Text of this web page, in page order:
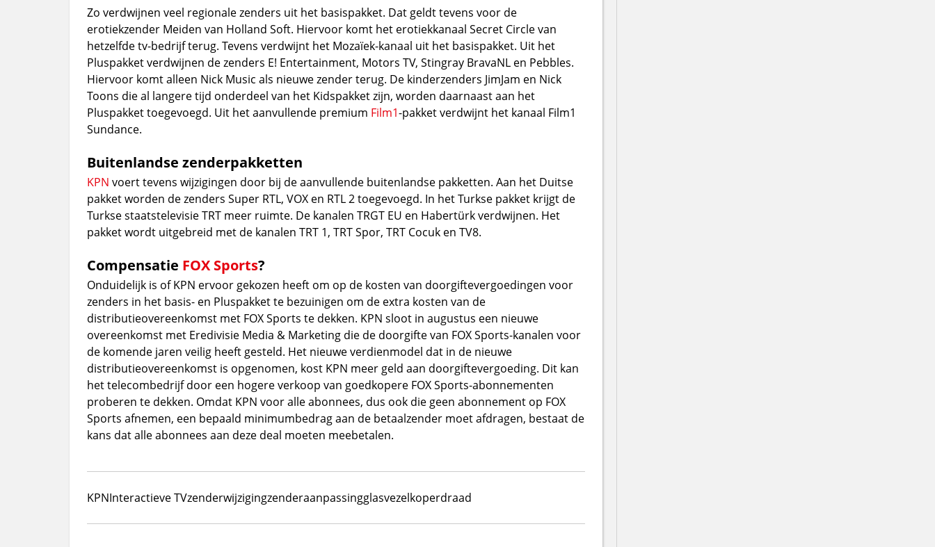
Zo verdwijnen veel regionale zenders uit het basispakket. Dat geldt tevens voor de
erotiekzender Meiden van Holland Soft. Hiervoor komt het erotiekkanaal Secret Circle van
hetzelfde tv-bedrijf terug. Tevens verdwijnt het Mozaïek-kanaal uit het basispakket. Uit het
Pluspakket verdwijnen de zenders E! Entertainment, Motors TV, Stingray BravaNL en Pebbles.
Hiervoor komt alleen Nick Music als nieuwe zender terug. De kinderzenders JimJam en Nick
Toons die al langere tijd onderdeel van het Kidspakket zijn, worden daarnaast aan het
Pluspakket toegevoegd. Uit het aanvullende premium Film1-pakket verdwijnt het kanaal Film1
Sundance.
Buitenlandse zenderpakketten
KPN voert tevens wijzigingen door bij de aanvullende buitenlandse pakketten. Aan het Duitse
pakket worden de zenders Super RTL, VOX en RTL 2 toegevoegd. In het Turkse pakket krijgt de
Turkse staatstelevisie TRT meer ruimte. De kanalen TRGT EU en Habertürk verdwijnen. Het
pakket wordt uitgebreid met de kanalen TRT 1, TRT Spor, TRT Cocuk en TV8.
Compensatie FOX Sports?
Onduidelijk is of KPN ervoor gekozen heeft om op de kosten van doorgiftevergoedingen voor
zenders in het basis- en Pluspakket te bezuinigen om de extra kosten van de
distributieovereenkomst met FOX Sports te dekken. KPN sloot in augustus een nieuwe
overeenkomst met Eredivisie Media & Marketing die de doorgifte van FOX Sports-kanalen voor
de komende jaren veilig heeft gesteld. Het nieuwe verdienmodel dat in de nieuwe
distributieovereenkomst is opgenomen, kost KPN meer geld aan doorgiftevergoeding. Dit kan
het telecombedrijf door een hogere verkoop van goedkopere FOX Sports-abonnementen
proberen te dekken. Omdat KPN voor alle abonnees, dus ook die geen abonnement op FOX
Sports afnemen, een bepaald minimumbedrag aan de betaalzender moet afdragen, bestaat de
kans dat alle abonnees aan deze deal moeten meebetalen.
KPNInteractieve TVzenderwijzigingzenderaanpassingglasvezelkoperdraad